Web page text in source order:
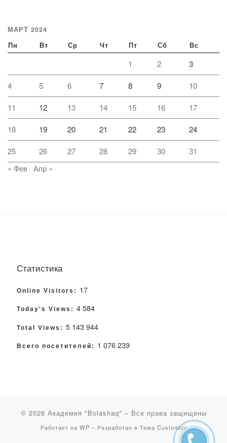
МАРТ 2024
Пн Вт Ср Чт Пт Сб Вс
1 2 3
4 5 6 7 8 9 10
11 12 13 14 15 16 17
18 19 20 21 22 23 24
25 26 27 28 29 30
31
« Фев Апр »
Статистика
Online Visitors: 17
Today's Views: 4 584
Total Views: 5 143 944
Всего посетителей: 1 076 239
© 2026 Академия "Bolashaq" – Все права защищены
Работает на WP – Разработан в Тема Customizr